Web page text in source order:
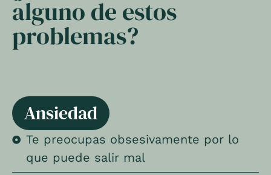
alguno de estos
problemas?
Ansiedad
Te preocupas obsesivamente por lo
que puede salir mal